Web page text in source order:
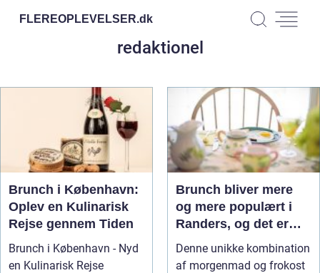
FLEREOPLEVELSER.dk
redaktionel
Brunch i København:
Oplev en Kulinarisk
Rejse gennem Tiden
Brunch i København - Nyd
en Kulinarisk Rejse
Brunch bliver mere
og mere populært i
Randers, og det er
ikke svært at forstå
hvorfor
Denne unikke kombination
af morgenmad og frokost